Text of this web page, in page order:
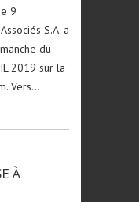
9
S.A. a
du
2019 sur la
Vers...
À